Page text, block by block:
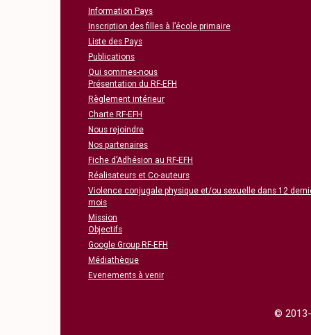
Information Pays
Inscription des filles à l’école primaire
Liste des Pays
Publications
Qui sommes-nous
Présentation du RF-EFH
Règlement intérieur
Charte RF-EFH
Nous rejoindre
Nos partenaires
Fiche d’Adhésion au RF-EFH
Réalisateurs et Co-auteurs
Violence conjugale physique et/ou sexuelle dans 12
mois
Mission
Objectifs
Google Group RF-EFH
Médiathèque
Evenements à venir
©